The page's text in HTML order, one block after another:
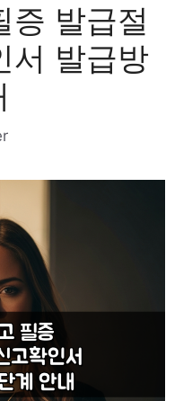
증 발급절
서 발급방